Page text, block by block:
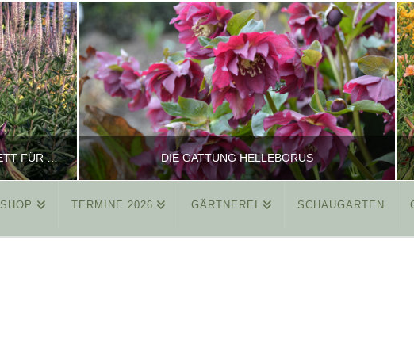
TAGLILIEN NEU ENTDECKT: ROSA & VIOLETT FÜR ROMANTISCHE PFLANZKOMBINATIONEN DIE GATTUNG HELLEBORUS
REINHARD
SHOP TERMINE 2026 GÄRTNEREI SCHAUGARTEN